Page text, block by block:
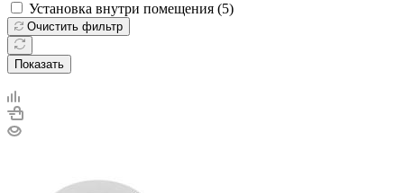
Установка внутри помещения (5)
Очистить фильтр
Показать